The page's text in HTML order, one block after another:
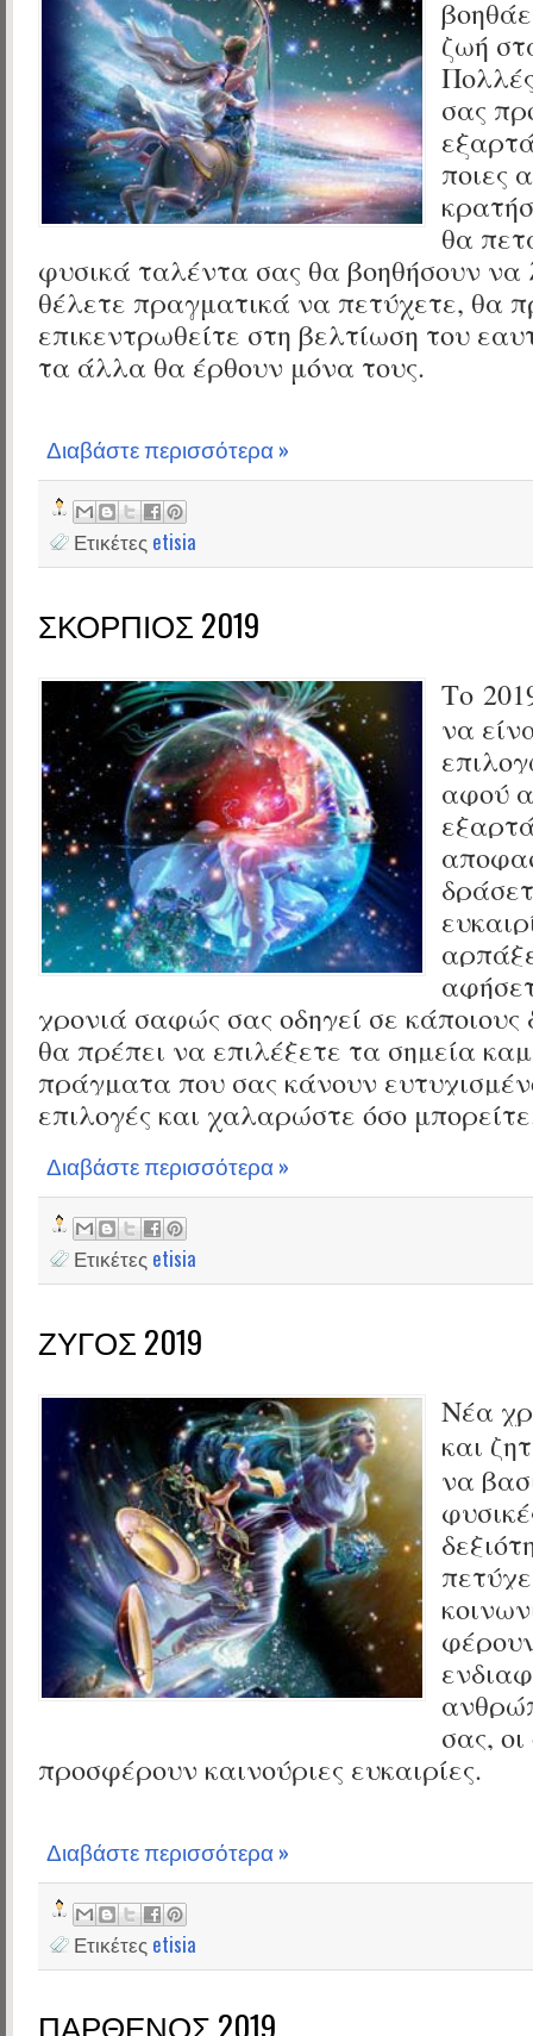
ζωή
σας
ποιες
θα
φυσικά ταλέντα σας θα βοηθήσουν
θέλετε πραγματικά να πετύχετε, θα
επικεντρωθείτε στη βελτίωση του
τα άλλα θα έρθουν μόνα τους.
Διαβάστε περισσότερα »
Ετικέτες etisia
ΣΚΟΡΠΙΟΣ 2019
Το
να
αφού
χρονιά σαφώς σας οδηγεί σε
θα πρέπει να επιλέξετε τα σημεία
πράγματα που σας κάνουν
επιλογές και χαλαρώστε όσο
Διαβάστε περισσότερα »
Ετικέτες etisia
ΖΥΓΟΣ 2019
Νέα
και
να
σας,
προσφέρουν καινούριες ευκαιρίες.
Διαβάστε περισσότερα »
Ετικέτες etisia
ΠΑΡΘΕΝΟΣ 2019